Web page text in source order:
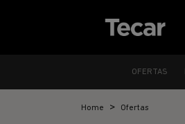
OFERTAS
Home Ofertas